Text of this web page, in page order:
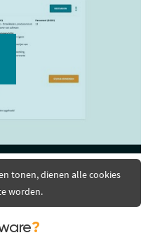
tonen, dienen alle cookies
worden.
?